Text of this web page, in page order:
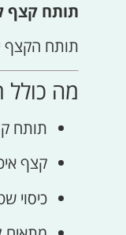
תותח קצף
תותח הקצף
מה
תותח
קצף
כיסוי